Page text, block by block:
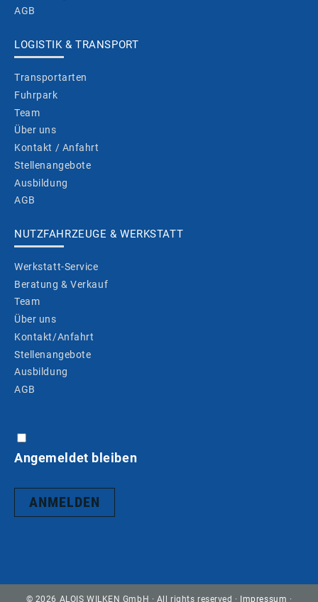
AGB
LOGISTIK & TRANSPORT
Transportarten
Fuhrpark
Team
Über uns
Kontakt / Anfahrt
Stellenangebote
Ausbildung
AGB
NUTZFAHRZEUGE & WERKSTATT
Werkstatt-Service
Beratung & Verkauf
Team
Über uns
Kontakt/Anfahrt
Stellenangebote
Ausbildung
AGB
Angemeldet bleiben
© 2026 ALOIS WILKEN GmbH · All rights reserved · Impressum ·